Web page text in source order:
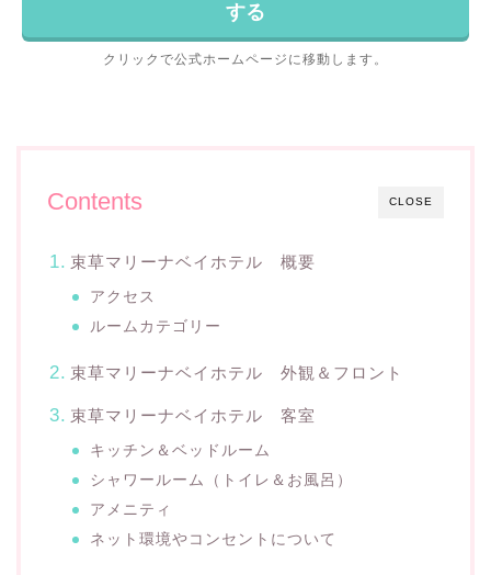
する
クリックで公式ホームページに移動します。
CLOSE
Contents
束草マリーナベイホテル 概要
アクセス
ルームカテゴリー
束草マリーナベイホテル 外観＆フロント
束草マリーナベイホテル 客室
キッチン＆ベッドルーム
シャワールーム（トイレ＆お風呂）
アメニティ
ネット環境やコンセントについて